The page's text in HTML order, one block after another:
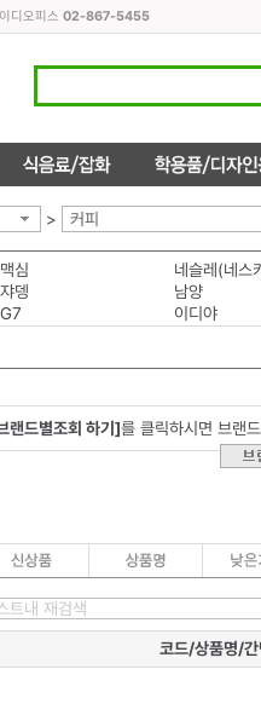
디오피스 02-867-5455
> 커피
맥심
네슬레(네스
쟈뎅
남양
G7
이디야
랜드별조회 하기]를 클릭하시면 브랜
코드/상품명/간